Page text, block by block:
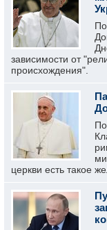
зависимости от
происхождения".
церкви есть такое